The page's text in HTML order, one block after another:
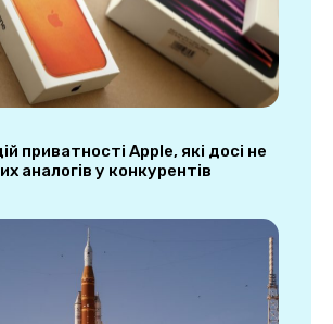
приватності Apple, які досі не
аналогів у конкурентів